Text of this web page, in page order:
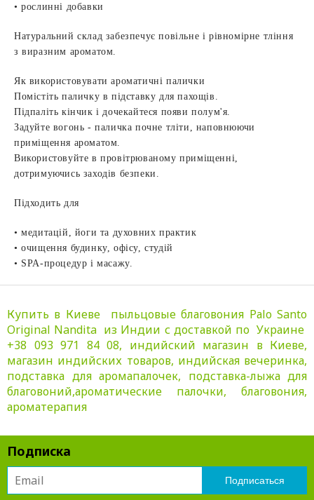
• рослинні добавки
Натуральний склад забезпечує повільне і рівномірне тління
з виразним ароматом.
Як використовувати ароматичні палички
Помістіть паличку в підставку для пахощів.
Підпаліть кінчик і дочекайтеся появи полум'я.
Задуйте вогонь - паличка почне тліти, наповнюючи
приміщення ароматом.
Використовуйте в провітрюваному приміщенні,
дотримуючись заходів безпеки.
Підходить для
• медитацій, йоги та духовних практик
• очищення будинку, офісу, студій
• SPA-процедур і масажу.
Купить в Киеве пыльцовые благовония Pаlo Santo
Original Nandita из Индии с доставкой по Украине
+38 093 971 84 08, индийский магазин в Киеве,
магазин индийских товаров, индийская вечеринка,
подставка для аромапалочек, подставка-лыжа для
благовоний,ароматические палочки, благовония,
ароматерапия
Подписка